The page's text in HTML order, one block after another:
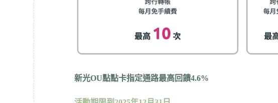
新光OU點點卡指定通路最高回饋4.6%